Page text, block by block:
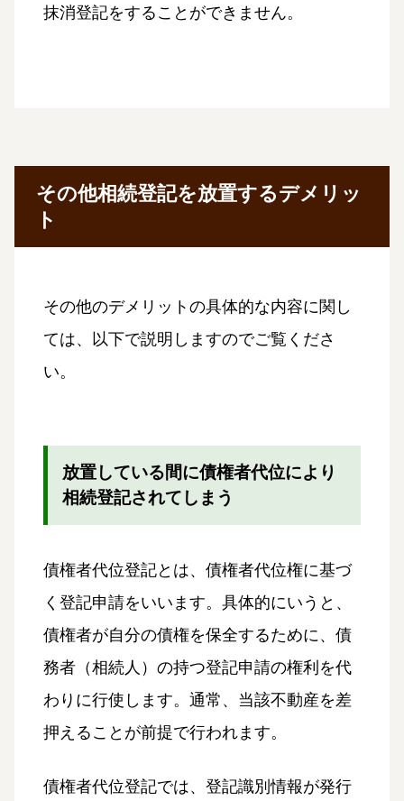
抹消登記をすることができません。
その他相続登記を放置するデメリッ
ト
その他のデメリットの具体的な内容に関し
ては、以下で説明しますのでご覧くださ
い。
放置している間に債権者代位により
相続登記されてしまう
債権者代位登記とは、債権者代位権に基づ
く登記申請をいいます。具体的にいうと、
債権者が自分の債権を保全するために、債
務者（相続人）の持つ登記申請の権利を代
わりに行使します。通常、当該不動産を差
押えることが前提で行われます。
債権者代位登記では、登記識別情報が発行